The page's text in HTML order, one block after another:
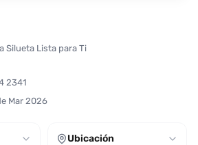
Silueta Lista para Ti
2341
Mar 2026
Ubicación